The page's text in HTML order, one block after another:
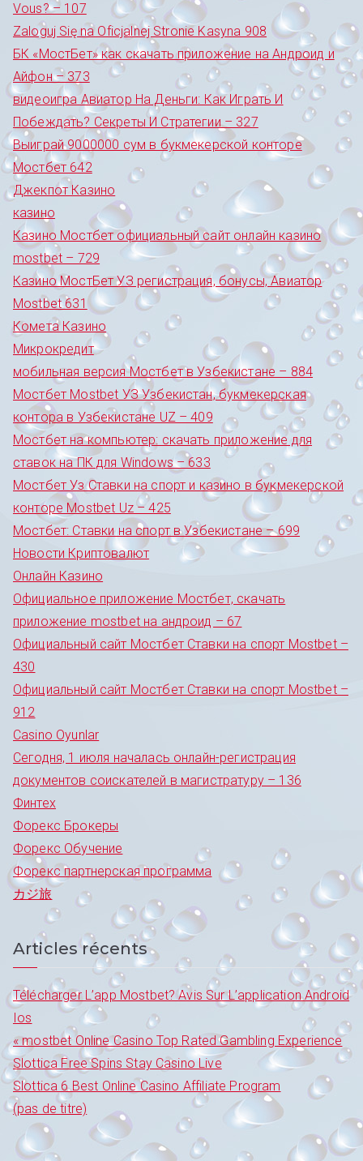
Vous? – 107
Zaloguj Się na Oficjalnej Stronie Kasyna 908
БК «МостБет» как скачать приложение на Андроид и
Айфон – 373
видеоигра Авиатор На Деньги: Как Играть И
Побеждать? Секреты И Стратегии – 327
Выиграй 9000000 сум в букмекерской конторе
Мостбет 642
Джекпот Казино
казино
Казино Мостбет официальный сайт онлайн казино
mostbet – 729
Казино МостБет УЗ регистрация, бонусы, Авиатор
Mostbet 631
Комета Казино
Микрокредит
мобильная версия Мостбет в Узбекистане – 884
Мостбет Mostbet УЗ Узбекистан, букмекерская
контора в Узбекистане UZ – 409
Мостбет на компьютер: скачать приложение для
ставок на ПК для Windows – 633
Мостбет Уз Ставки на спорт и казино в букмекерской
конторе Mostbet Uz – 425
Мостбет: Ставки на спорт в Узбекистане – 699
Новости Криптовалют
Онлайн Казино
Официальное приложение Мостбет, скачать
приложение mostbet на андроид – 67
Официальный сайт Мостбет Ставки на спорт Mostbet –
430
Официальный сайт Мостбет Ставки на спорт Mostbet –
912
Сasino Oyunlar
Сегодня, 1 июля началась онлайн-регистрация
документов соискателей в магистратуру – 136
Финтех
Форекс Брокеры
Форекс Обучение
Форекс партнерская программа
カジ旅
Articles récents
Télécharger L’app Mostbet? Avis Sur L’application Android
Ios
« mostbet Online Casino Top Rated Gambling Experience
Slottica Free Spins Stay Casino Live
Slottica 6 Best Online Casino Affiliate Program
(pas de titre)